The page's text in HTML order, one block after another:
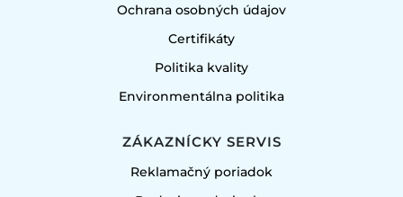
Ochrana osobných údajov
Certifikáty
Politika kvality
Environmentálna politika
ZÁKAZNÍCKY SERVIS
Reklamačný poriadok